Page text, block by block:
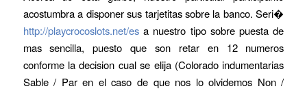
acostumbra a disponer sus tarjetitas sobre la banco. Seri�
http://playcrocoslots.net/esa nuestro tipo sobre puesta de
mas sencilla, puesto que son retar en 12 numeros
conforme la decision cual se elija (Colorado indumentarias
Sable / Par en el caso de que nos lo olvidemos Non /